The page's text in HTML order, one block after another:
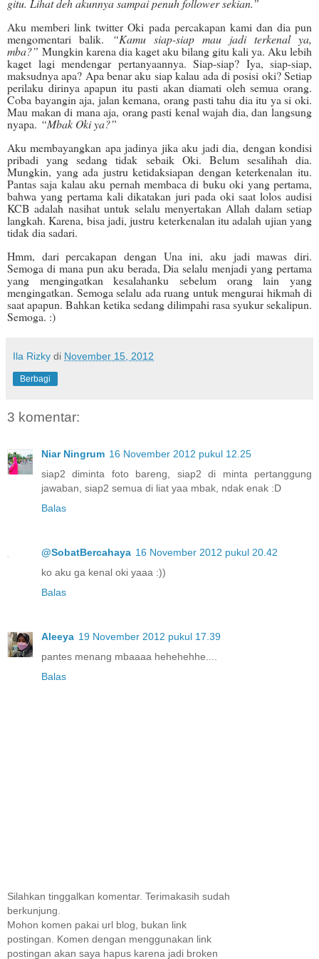
gitu. Lihat deh akunnya sampai penuh follower sekian.”
Aku memberi link twitter Oki pada percakapan kami dan dia pun
mengomentari balik. “Kamu siap-siap mau jadi terkenal ya,
mba?” Mungkin karena dia kaget aku bilang gitu kali ya. Aku lebih
kaget lagi mendengar pertanyaannya. Siap-siap? Iya, siap-siap,
maksudnya apa? Apa benar aku siap kalau ada di posisi oki? Setiap
perilaku dirinya apapun itu pasti akan diamati oleh semua orang.
Coba bayangin aja, jalan kemana, orang pasti tahu dia itu ya si oki.
Mau makan di mana aja, orang pasti kenal wajah dia, dan langsung
nyapa. “Mbak Oki ya?”
Aku membayangkan apa jadinya jika aku jadi dia, dengan kondisi
pribadi yang sedang tidak sebaik Oki. Belum sesalihah dia.
Mungkin, yang ada justru ketidaksiapan dengan keterkenalan itu.
Pantas saja kalau aku pernah membaca di buku oki yang pertama,
bahwa yang pertama kali dikatakan juri pada oki saat lolos audisi
KCB adalah nasihat untuk selalu menyertakan Allah dalam setiap
langkah. Karena, bisa jadi, justru keterkenalan itu adalah ujian yang
tidak dia sadari.
Hmm, dari percakapan dengan Una ini, aku jadi mawas diri.
Semoga di mana pun aku berada, Dia selalu menjadi yang pertama
yang mengingatkan kesalahanku sebelum orang lain yang
mengingatkan. Semoga selalu ada ruang untuk mengurai hikmah di
saat apapun. Bahkan ketika sedang dilimpahi rasa syukur sekalipun.
Semoga. :)
Ila Rizky di November 15, 2012
Berbagi
3 komentar:
Niar Ningrum 16 November 2012 pukul 12.25
siap2 diminta foto bareng, siap2 di minta pertanggung
jawaban, siap2 semua di liat yaa mbak, ndak enak :D
Balas
@SobatBercahaya 16 November 2012 pukul 20.42
ko aku ga kenal oki yaaa :))
Balas
Aleeya 19 November 2012 pukul 17.39
pantes menang mbaaaa hehehehhe....
Balas
Silahkan tinggalkan komentar. Terimakasih sudah
berkunjung.
Mohon komen pakai url blog, bukan link
postingan. Komen dengan menggunakan link
postingan akan saya hapus karena jadi broken